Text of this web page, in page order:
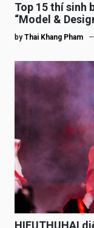
Top 15 thí sinh
“Model &
by Thai Khang Pham
HIEUTHUHAI